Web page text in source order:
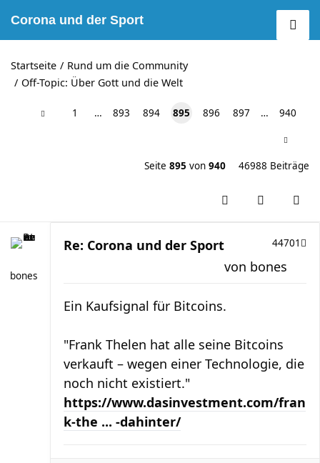
Corona und der Sport
Startseite
Rund um die Community
Off-Topic: Über Gott und die Welt
1 … 893 894 895 896 897 … 940
Seite 895 von 940 46988 Beiträge
bones
Re: Corona und der Sport 44701
von bones
Ein Kaufsignal für Bitcoins.
"Frank Thelen hat alle seine Bitcoins
verkauft – wegen einer Technologie, die
noch nicht existiert."
https://www.dasinvestment.com/fran
k-the ... -dahinter/